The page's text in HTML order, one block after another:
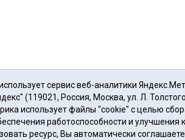
сервис веб-аналитики
(119021, Россия, Москва, ул. Л.
использует файлы "cookie" с целью
работоспособности и улучшения
ресурс, Вы автоматически